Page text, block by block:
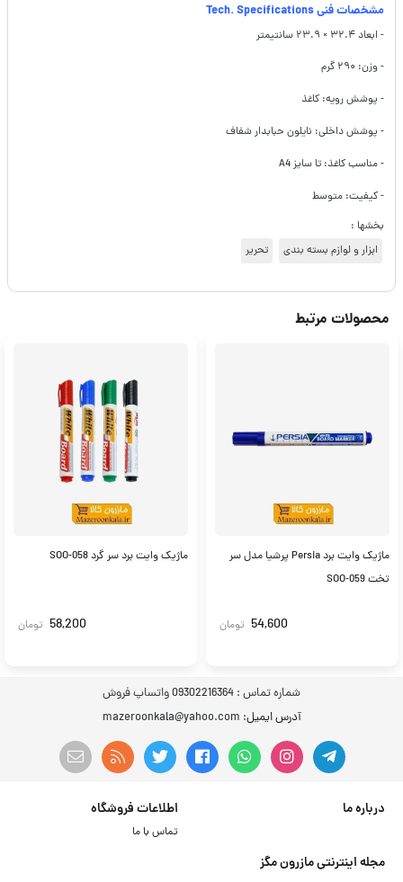
مشخصات فنی Tech. Specifications
- ابعاد ۳۲.۴ × ۲۳.۹ سانتیمتر
- وزن: ۲۹۰ گرم
- پوشش رویه: کاغذ
- پوشش داخلی: نایلون حبابدار شفاف
- مناسب کاغذ: تا سایز A4
- کیفیت: متوسط
بخشها :
ابزار و لوازم بسته بندی
تحریر
محصولات مرتبط
ماژیک وایت برد Persia پرشیا مدل سر
تخت SOO-059
54,600 تومان
ماژیک وایت برد سر گرد SOO-058
58,200 تومان
شماره تماس : 09302216364 واتساپ فروش
آدرس ایمیل: mazeroonkala@yahoo.com
درباره ما اطلاعات فروشگاه
تماس با ما
مجله اینترنتی مازرون مگز